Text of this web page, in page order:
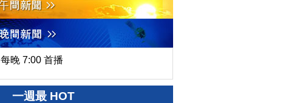
每晚 7:00 首播
一週最 HOT